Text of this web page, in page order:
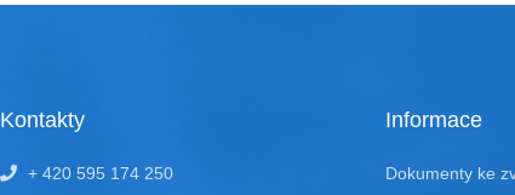
Kontakty
+ 420 595 174 250
Informace
Dokumenty ke